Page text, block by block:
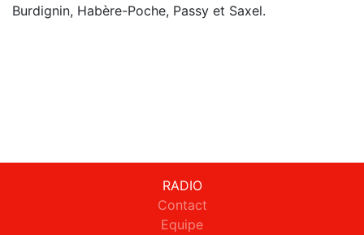
Burdignin, Habère-Poche, Passy et Saxel.
RADIO
Contact
Equipe